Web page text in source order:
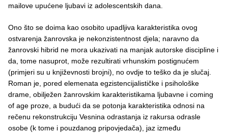
mailove upućene ljubavi iz adolescentskih dana.
Ono što se doima kao osobito upadljiva karakteristika ovog
ostvarenja žanrovska je nekonzistentnost djela; naravno da
žanrovski hibrid ne mora ukazivati na manjak autorske discipline i
da, tome nasuprot, može rezultirati vrhunskim postignućem
(primjeri su u književnosti brojni), no ovdje to teško da je slučaj.
Roman je, pored elemenata egzistencijalističke i psihološke
drame, obilježen žanrovskim karakteristikama ljubavne i coming
of age proze, a budući da se potonja karakteristika odnosi na
rečenu rekonstrukciju Vesnina odrastanja iz rakursa odrasle
osobe (k tome i pouzdanog pripovjedača), jaz između